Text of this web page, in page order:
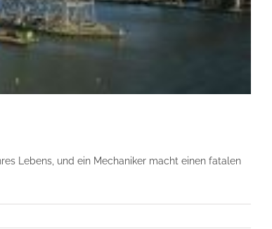
Lebens, und ein Mechaniker macht einen fatalen